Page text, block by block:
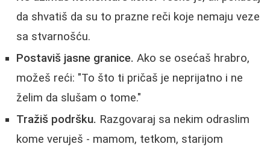
da shvatiš da su to prazne reči koje nemaju veze
sa stvarnošću.
Postaviš jasne granice. Ako se osećaš hrabro,
možeš reći: "To što ti pričaš je neprijatno i ne
želim da slušam o tome."
Tražiš podršku. Razgovaraj sa nekim odraslim
kome veruješ - mamom, tetkom, starijom